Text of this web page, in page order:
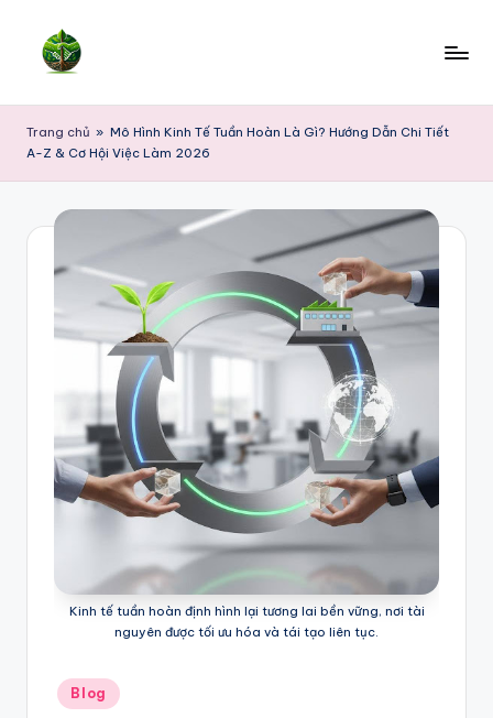
Trang chủ » Mô Hình Kinh Tế Tuần Hoàn Là Gì? Hướng Dẫn Chi Tiết
A-Z & Cơ Hội Việc Làm 2026
Kinh tế tuần hoàn định hình lại tương lai bền vững, nơi tài
nguyên được tối ưu hóa và tái tạo liên tục.
Posted
in
Blog